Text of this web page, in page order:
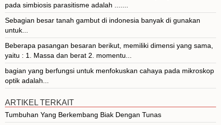
pada simbiosis parasitisme adalah .......
Sebagian besar tanah gambut di indonesia banyak di gunakan
untuk...
Beberapa pasangan besaran berikut, memiliki dimensi yang sama,
yaitu : 1. Massa dan berat 2. momentu...
bagian yang berfungsi untuk menfokuskan cahaya pada mikroskop
optik adalah...
ARTIKEL TERKAIT
Tumbuhan Yang Berkembang Biak Dengan Tunas